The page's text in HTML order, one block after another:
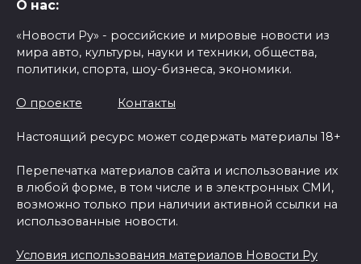
О нас:
«Новости Ру» - российские и мировые новости из
мира авто, культуры, науки и техники, общества,
политики, спорта, шоу-бизнеса, экономики.
О проекте Контакты
Настоящий ресурс может содержать материалы 18+
Перепечатка материалов сайта и использование их
в любой форме, в том числе и в электронных СМИ,
возможно только при наличии активной ссылки на
использованные новости.
Условия использования материалов Новости Ру